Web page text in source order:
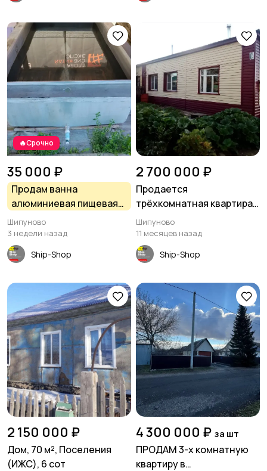
🔥Срочно
35 000 ₽
Продам ванна
алюминиевая пищевая
270*160*70 в Шипуново
Шипуново
3 недели назад
Ship-Shop
2 700 000 ₽
Продается
трёхкомнатная квартира
69 кв.м - Шипуново
Шипуново
11 месяцев назад
Ship-Shop
2 150 000 ₽
Дом, 70 м², Поселения
(ИЖС), 6 сот
4 300 000 ₽ за шт
ПРОДАМ 3-х комнатную
квартиру в